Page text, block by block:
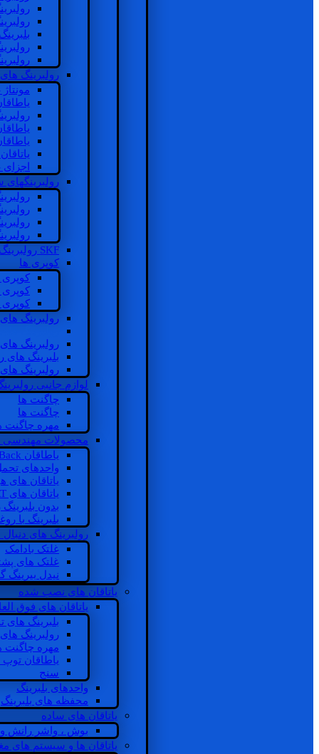
رولبرینگ
SKF رولبرینگ
کوپری ها
کوپری
رولبرینگ
رولبرینگ
بلبرینگ
رولبرینگ
لوازم جانبی
چاگنت ها
چاگنت ها
مهره چاگنت
محصولات
یاطاقان Back های پشتی
واحدهای
یاتاقان های
یاتاقان های INSOCOAT
بدون
بلبرینگ با
رولبرینگ های
غلتک بادامک
غلتک های
نیدل
یاتاقان های نصب شده
یاتاقان های فوق
بلبرینگ های
رولبرینگ
مهره چاگنت
یاطاقان
سنج
واحدهای بلبرینگ
محفظه های بلبرینگ
یاتاقان های ساده
بوش ، واشر رانش و
یاتاقان ها و سیستم های